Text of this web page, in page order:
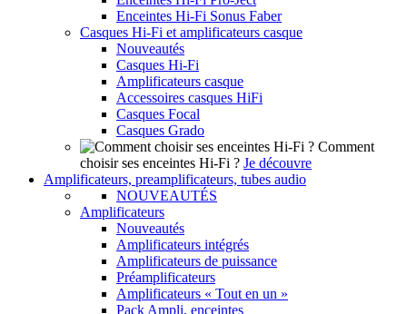
Enceintes Hi-Fi Sonus Faber
Casques Hi-Fi et amplificateurs casque
Nouveautés
Casques Hi-Fi
Amplificateurs casque
Accessoires casques HiFi
Casques Focal
Casques Grado
Comment
choisir ses enceintes Hi-Fi ? Je découvre
Amplificateurs, preamplificateurs, tubes audio
NOUVEAUTÉS
Amplificateurs
Nouveautés
Amplificateurs intégrés
Amplificateurs de puissance
Préamplificateurs
Amplificateurs « Tout en un »
Pack Ampli, enceintes